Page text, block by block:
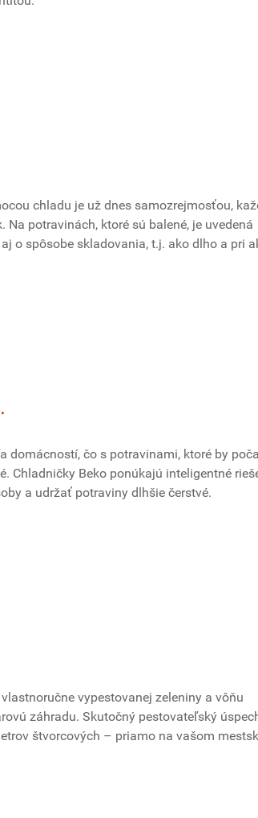
chladu je už dnes samozrejmosťou,
potravinách, ktoré sú balené, je uvedená
o spôsobe skladovania, t.j. ako dlho a pri
domácností, čo s potravinami, ktoré by
Chladničky Beko ponúkajú inteligentné
a udržať potraviny dlhšie čerstvé.
vypestovanej zeleniny a vôňu
záhradu. Skutočný pestovateľský
štvorcových – priamo na vašom